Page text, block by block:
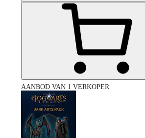
AANBOD VAN 1 VERKOPER